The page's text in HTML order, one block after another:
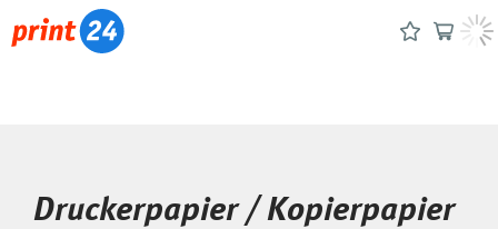
Druckerpapier / Kopierpapier